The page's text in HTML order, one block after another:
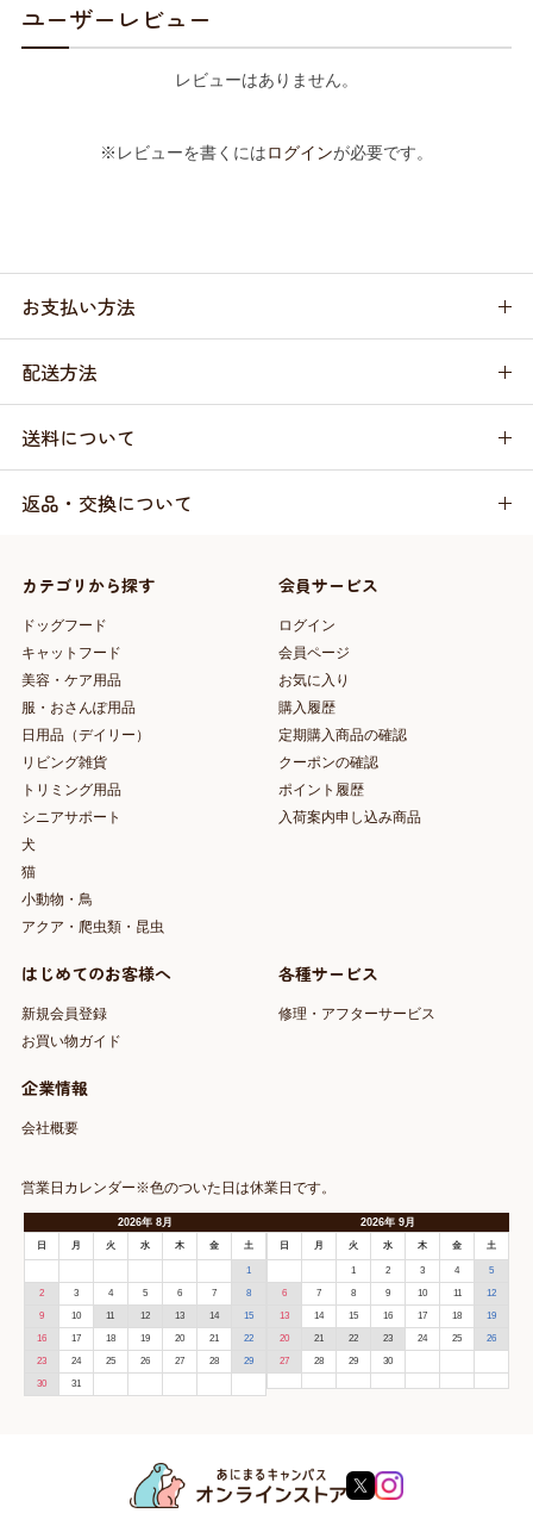
ユーザーレビュー
レビューはありません。
※レビューを書くにはログインが必要です。
お支払い方法
配送方法
送料について
返品・交換について
カテゴリから探す
ドッグフード
キャットフード
美容・ケア用品
服・おさんぽ用品
日用品（デイリー）
リビング雑貨
トリミング用品
シニアサポート
犬
猫
小動物・鳥
アクア・爬虫類・昆虫
会員サービス
ログイン
会員ページ
お気に入り
購入履歴
定期購入商品の確認
クーポンの確認
ポイント履歴
入荷案内申し込み商品
はじめてのお客様へ
新規会員登録
お買い物ガイド
各種サービス
修理・アフターサービス
企業情報
会社概要
営業日カレンダー※色のついた日は休業日です。
2026年 8月
日 月 火 水 木 金 土
1
2 3 4 5 6 7 8
9 10 11 12 13 14 15
16 17 18 19 20 21 22
23 24 25 26 27 28 29
30 31
2026年9月
日 月 火 水 木 金 土
1 2 3 4 5
6 7 8 9 10 11 12
13 14 15 16 17 18 19
20 21 22 23 24 25 26
27 28 29 30